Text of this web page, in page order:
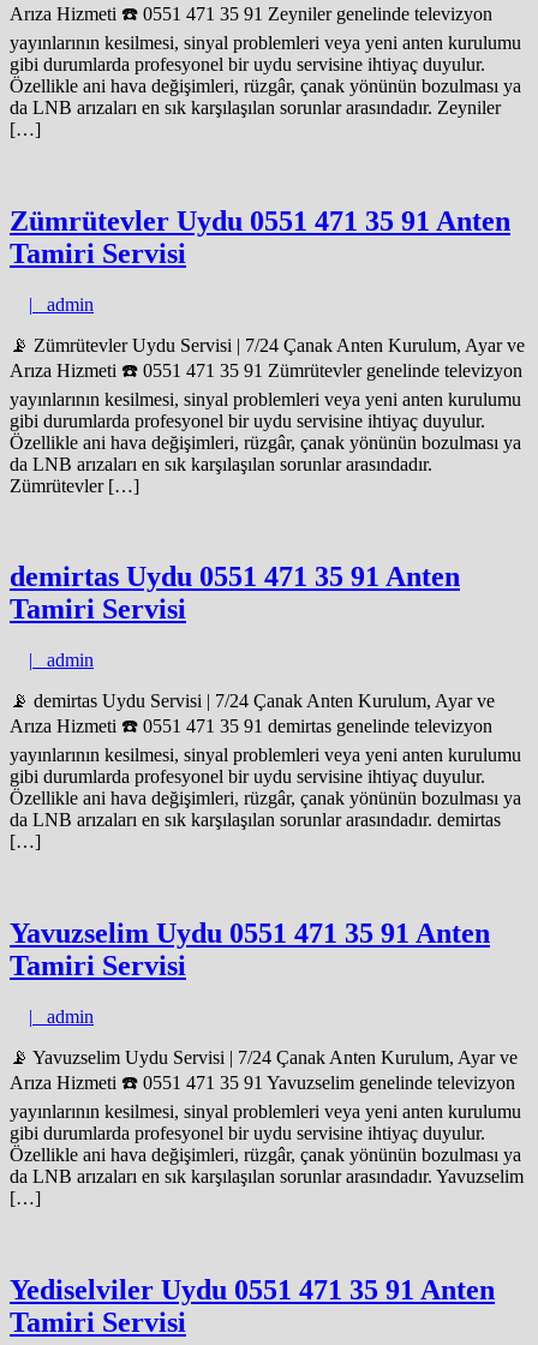
Arıza Hizmeti ☎️ 0551 471 35 91 Zeyniler genelinde televizyon
yayınlarının kesilmesi, sinyal problemleri veya yeni anten kurulumu
gibi durumlarda profesyonel bir uydu servisine ihtiyaç duyulur.
Özellikle ani hava değişimleri, rüzgâr, çanak yönünün bozulması ya
da LNB arızaları en sık karşılaşılan sorunlar arasındadır. Zeyniler
[…]
Zümrütevler Uydu 0551 471 35 91 Anten
Tamiri Servisi
| admin
📡 Zümrütevler Uydu Servisi | 7/24 Çanak Anten Kurulum, Ayar ve
Arıza Hizmeti ☎️ 0551 471 35 91 Zümrütevler genelinde televizyon
yayınlarının kesilmesi, sinyal problemleri veya yeni anten kurulumu
gibi durumlarda profesyonel bir uydu servisine ihtiyaç duyulur.
Özellikle ani hava değişimleri, rüzgâr, çanak yönünün bozulması ya
da LNB arızaları en sık karşılaşılan sorunlar arasındadır.
Zümrütevler […]
demirtas Uydu 0551 471 35 91 Anten
Tamiri Servisi
| admin
📡 demirtas Uydu Servisi | 7/24 Çanak Anten Kurulum, Ayar ve
Arıza Hizmeti ☎️ 0551 471 35 91 demirtas genelinde televizyon
yayınlarının kesilmesi, sinyal problemleri veya yeni anten kurulumu
gibi durumlarda profesyonel bir uydu servisine ihtiyaç duyulur.
Özellikle ani hava değişimleri, rüzgâr, çanak yönünün bozulması ya
da LNB arızaları en sık karşılaşılan sorunlar arasındadır. demirtas
[…]
Yavuzselim Uydu 0551 471 35 91 Anten
Tamiri Servisi
| admin
📡 Yavuzselim Uydu Servisi | 7/24 Çanak Anten Kurulum, Ayar ve
Arıza Hizmeti ☎️ 0551 471 35 91 Yavuzselim genelinde televizyon
yayınlarının kesilmesi, sinyal problemleri veya yeni anten kurulumu
gibi durumlarda profesyonel bir uydu servisine ihtiyaç duyulur.
Özellikle ani hava değişimleri, rüzgâr, çanak yönünün bozulması ya
da LNB arızaları en sık karşılaşılan sorunlar arasındadır. Yavuzselim
[…]
Yediselviler Uydu 0551 471 35 91 Anten
Tamiri Servisi